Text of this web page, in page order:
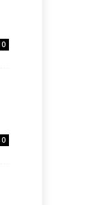
0
0